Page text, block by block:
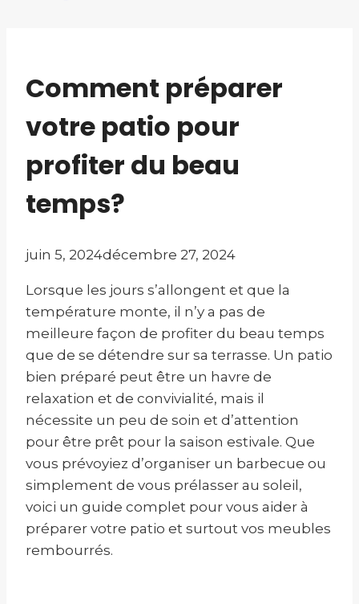
Comment préparer
votre patio pour
profiter du beau
temps?
juin 5, 2024décembre 27, 2024
Lorsque les jours s’allongent et que la
température monte, il n’y a pas de
meilleure façon de profiter du beau temps
que de se détendre sur sa terrasse. Un patio
bien préparé peut être un havre de
relaxation et de convivialité, mais il
nécessite un peu de soin et d’attention
pour être prêt pour la saison estivale. Que
vous prévoyiez d’organiser un barbecue ou
simplement de vous prélasser au soleil,
voici un guide complet pour vous aider à
préparer votre patio et surtout vos meubles
rembourrés.